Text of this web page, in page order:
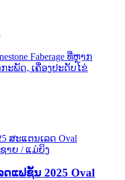
Faberage ທີ່ຫຼາກ
ະພັດ, ເຄື່ອງປະດັບໄຂ່
ແຟຊັ່ນ 2025 Oval